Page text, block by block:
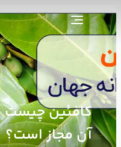
کافئین چیست
آن مجاز است؟